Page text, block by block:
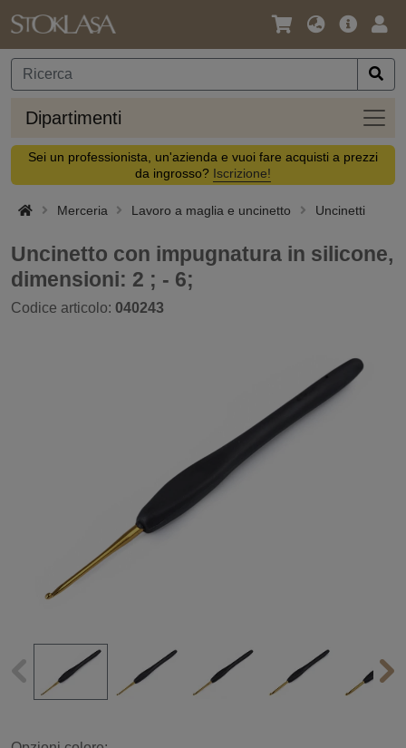
Lingua
Valuta
Offerta
Dipartimenti
Sei un professionista, un'azienda e vuoi fare acquisti a prezzi
da ingrosso? Iscrizione!
Merceria Lavoro a maglia e uncinetto Uncinetti
Uncinetto con impugnatura in silicone,
dimensioni: 2 ; - 6;
Codice articolo: 040243